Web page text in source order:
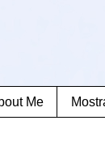
Me